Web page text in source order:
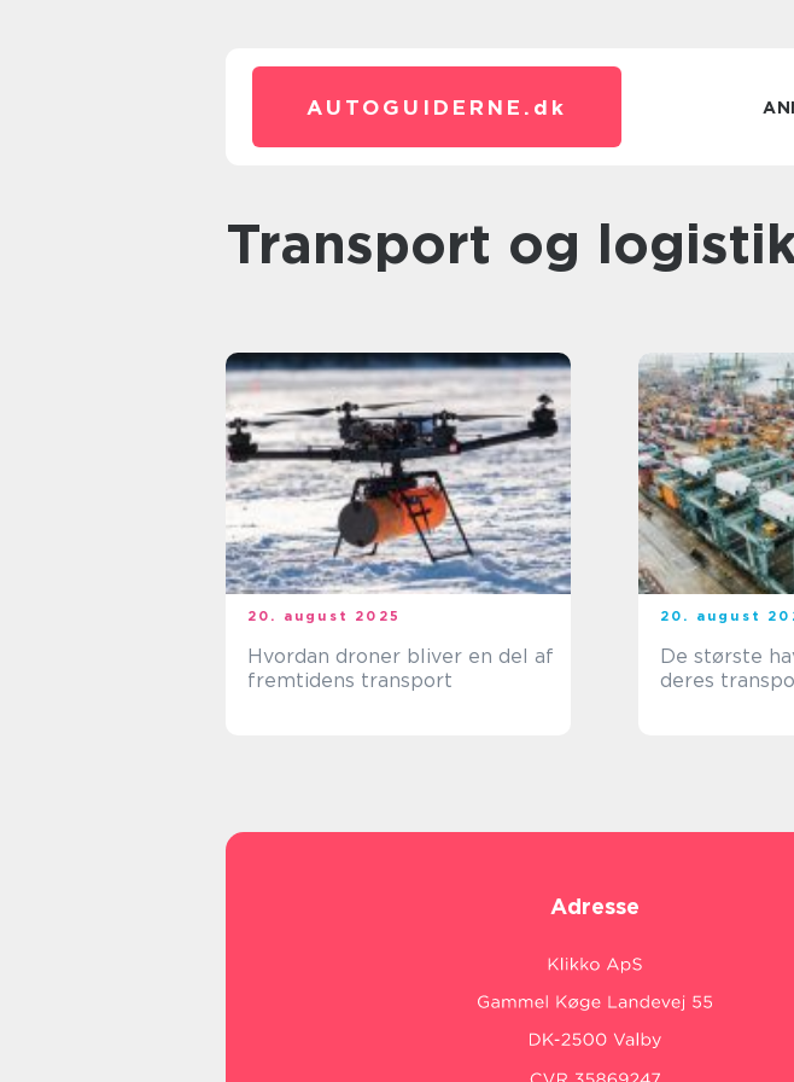
AUTOGUIDERNE. dk
Transport og
20. august 2025
Hvordan droner bliver en del af
fremtidens transport
20. august
De største
deres
Adresse